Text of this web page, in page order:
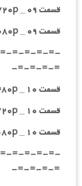
قسمت ۰۹ _ ۷۲۰p : | لینک مستقیم | دوبله فارسی
قسمت ۰۹ _ ۱۰۸۰p : | لینک مستقیم | دوبله فارسی
=-=-=-=-
=-=-=-=-
قسمت ۱۰ _ ۴۸۰p : | لینک مستقیم | دوبله فارسی
قسمت ۱۰ _ ۷۲۰p : | لینک مستقیم | دوبله فارسی
قسمت ۱۰ _ ۱۰۸۰p : | لینک مستقیم | دوبله فارسی
=-=-=-=-
=-=-=-=-